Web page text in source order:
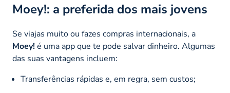
Moey!: a preferida dos mais jovens
Se viajas muito ou fazes compras internacionais, a
Moey!é uma app que te pode salvar dinheiro. Algumas
das suas vantagens incluem:
Transferências rápidas e, em regra, sem custos;